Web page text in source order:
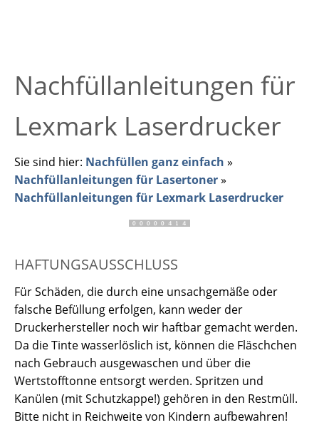
Nachfüllanleitungen für
Lexmark Laserdrucker
Sie sind hier: Nachfüllen ganz einfach »
Nachfüllanleitungen für Lasertoner»
Nachfüllanleitungen für Lexmark Laserdrucker
HAFTUNGSAUSSCHLUSS
Für Schäden, die durch eine unsachgemäße oder
falsche Befüllung erfolgen, kann weder der
Druckerhersteller noch wir haftbar gemacht werden.
Da die Tinte wasserlöslich ist, können die Fläschchen
nach Gebrauch ausgewaschen und über die
Wertstofftonne entsorgt werden. Spritzen und
Kanülen (mit Schutzkappe!) gehören in den Restmüll.
Bitte nicht in Reichweite von Kindern aufbewahren!